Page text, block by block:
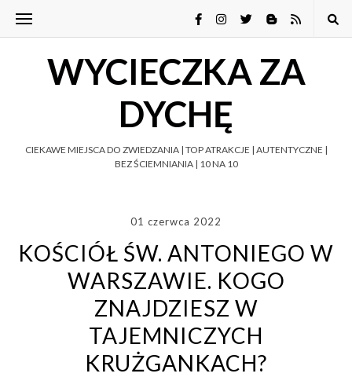
WYCIECZKA ZA
DYCHĘ
CIEKAWE MIEJSCA DO ZWIEDZANIA | TOP ATRAKCJE | AUTENTYCZNE |
BEZ ŚCIEMNIANIA | 10 NA 10
01 czerwca 2022
KOŚCIÓŁ ŚW. ANTONIEGO W
WARSZAWIE. KOGO
ZNAJDZIESZ W
TAJEMNICZYCH
KRUŻGANKACH?